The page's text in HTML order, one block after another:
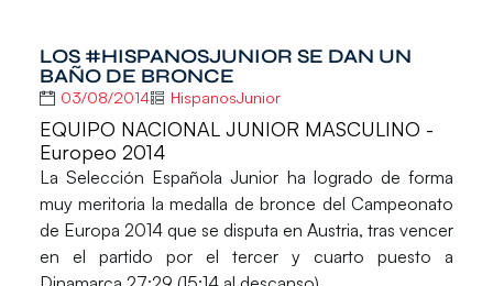
LOS #HISPANOSJUNIOR SE DAN UN
BAÑO DE BRONCE
03/08/2014 HispanosJunior
EQUIPO NACIONAL JUNIOR MASCULINO -
Europeo 2014
LaSelección Española Junior ha logrado de forma
muy meritoria la medalla de bronce del Campeonato
de Europa 2014que se disputa en Austria, tras vencer
en el partido por el tercer y cuarto puesto a